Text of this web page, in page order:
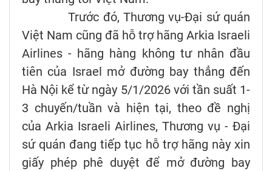
Trước đó, Thương vụ-Đại sứ quán
Việt Nam cũng đã hỗ trợ hãng Arkia Israeli
Airlines - hãng hàng không tư nhân đầu
tiên của Israel mở đường bay thẳng đến
Hà Nội kể từ ngày 5/1/2026 với tần suất 1-
3 chuyến/tuần và hiện tại, theo đề nghị
của Arkia Israeli Airlines, Thương vụ - Đại
sứ quán đang tiếp tục hỗ trợ hãng này xin
giấy phép phê duyệt để mở đường bay